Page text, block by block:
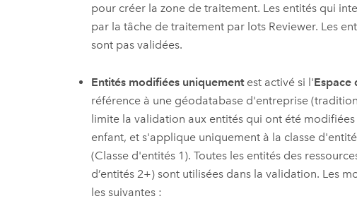
pour créer la zone de traitement. Les entités qui
par la tâche de traitement par lots Reviewer. Les
sont pas validées.
Entités modifiées uniquementest activé si l'Espace
référence à une géodatabase d'entreprise
limite la validation aux entités qui ont été
enfant, et s'applique uniquement à la classe
(Classe d'entités 1). Toutes les entités des
d’entités 2+) sont utilisées dans la validation. Les
les suivantes :